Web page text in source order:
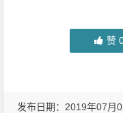
赞
发布日期：2019年07月